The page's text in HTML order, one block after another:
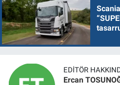
EDITÖR
Ercan